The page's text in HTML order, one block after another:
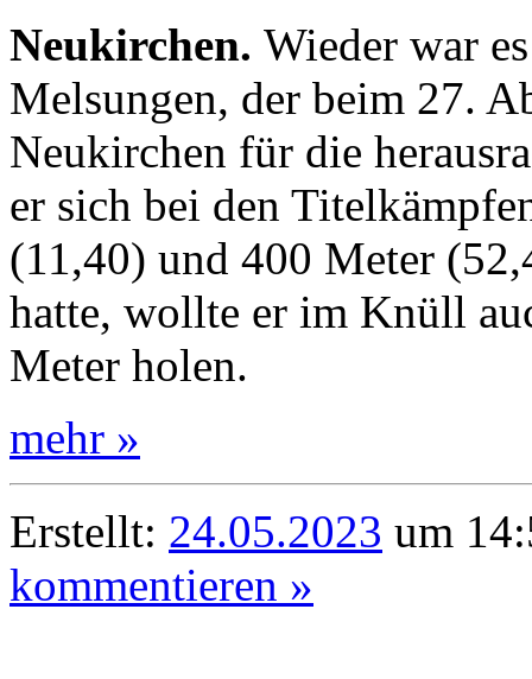
Neukirchen. Wieder war
Melsungen, der beim 27.
Neukirchen für die
er sich bei den
(11,40) und 400 Meter
hatte, wollte er im Knüll
Meter holen.
mehr »
Erstellt: 24.05.2023 um
kommentieren »